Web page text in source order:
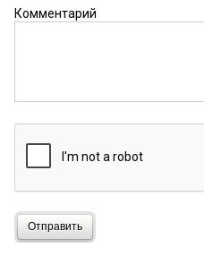
Комментарий
Отправить